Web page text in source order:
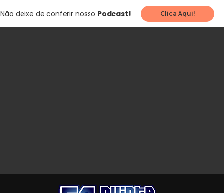
Não deixe de conferir nosso Podcast! Clica Aqui!